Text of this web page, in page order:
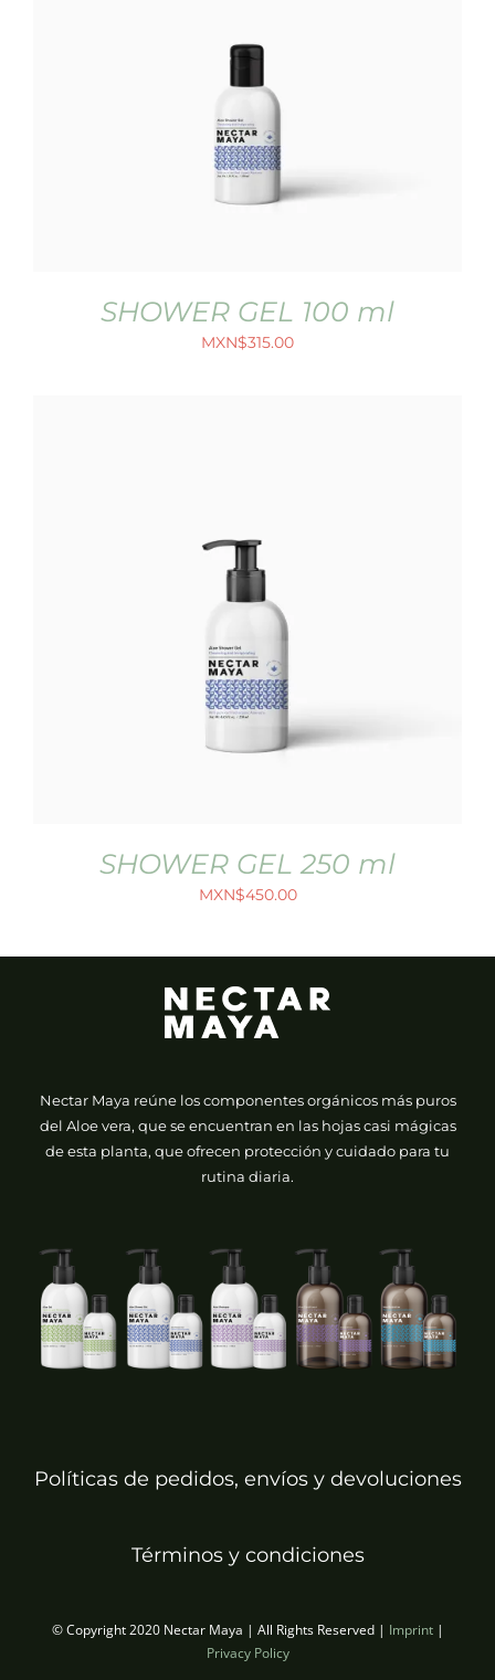
SHOWER GEL 100 ml
MXN$315.00
SHOWER GEL 250 ml
MXN$450.00
Nectar Maya reúne los componentes orgánicos más puros
del Aloe vera, que se encuentran en las hojas casi mágicas
de esta planta, que ofrecen protección y cuidado para tu
rutina diaria.
Políticas de pedidos, envíos y devoluciones
Términos y condiciones
© Copyright 2020 Nectar Maya | All Rights Reserved | Imprint|
Privacy Policy